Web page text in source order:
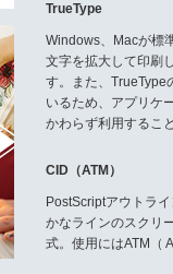
TrueType
Windows、Macが標
文字を拡大して印刷
す。また、TrueType
いるため、アプリケ
かわらず利用するこ
CID（ATM）
PostScriptアウトラ
かなラインのスクリ
式。使用にはATM（